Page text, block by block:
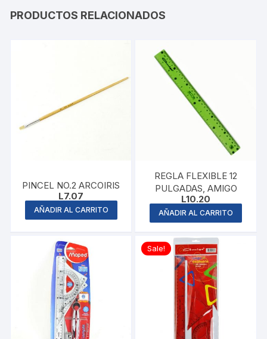
PRODUCTOS RELACIONADOS
PINCEL NO.2 ARCOIRIS
L7.07
AÑADIR AL CARRITO
REGLA FLEXIBLE 12
PULGADAS, AMIGO
L10.20
AÑADIR AL CARRITO
Sale!